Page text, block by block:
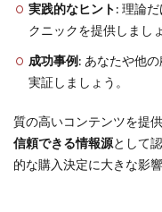
実践的なヒント: 理論
クニックを提供しまし
成功事例: あなたや他
実証しましょう。
質の高いコンテンツを提
信頼できる情報源として
的な購入決定に大きな影